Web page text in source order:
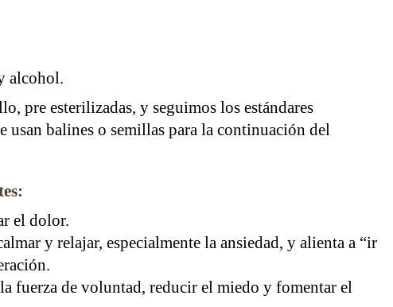
alcohol.
pre esterilizadas, y seguimos los estándares
usan balines o semillas para la continuación del
el dolor.
y relajar, especialmente la ansiedad, y alienta a “ir
fuerza de voluntad, reducir el miedo y fomentar el